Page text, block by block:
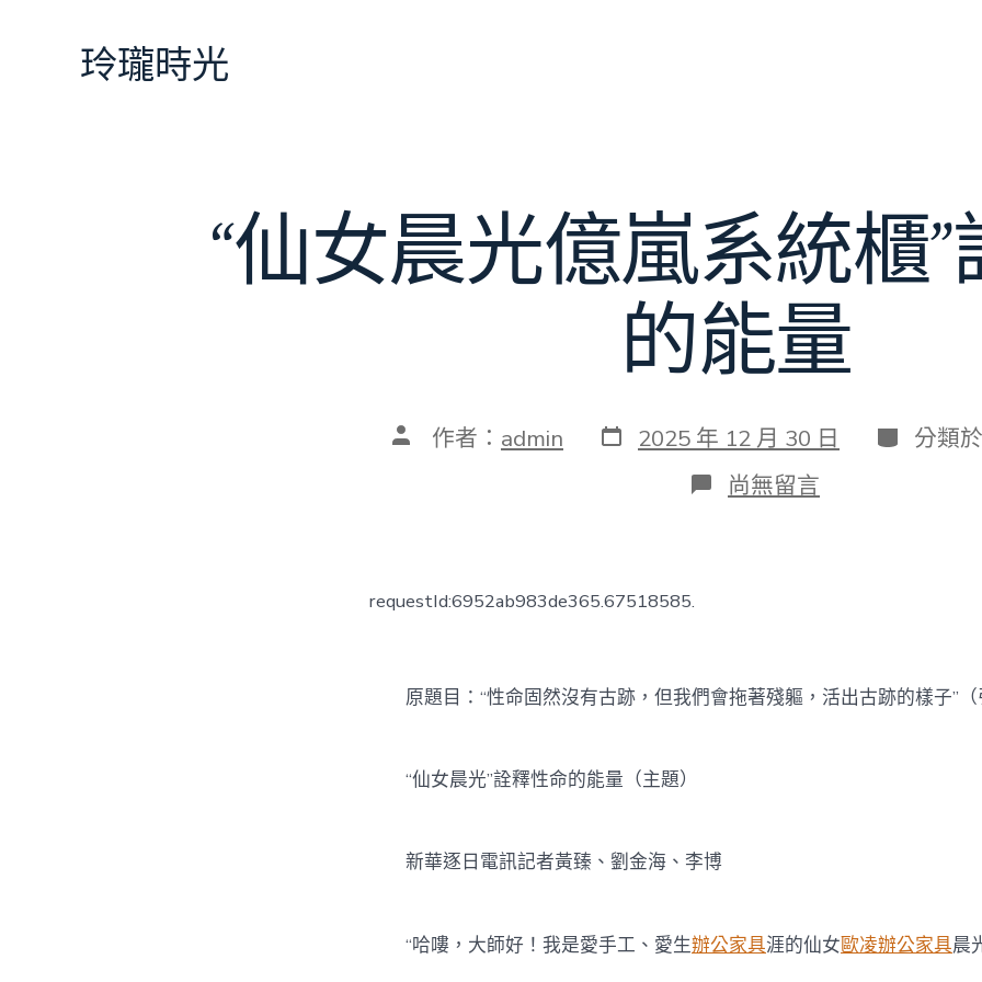
玲瓏時光
“仙女晨光億嵐系統櫃
的能量
文 作者： admin 發
表
2025 年 12 月 30 日 分
類
分類於
在
〈“仙
櫃”
詮
尚無留言
requestId:6952ab983de365.67518585.
原題目：“性命固然沒有古跡，但我們會拖著殘軀，活出古跡的樣子”（
“仙女晨光”詮釋性命的能量（主題）
新華逐日電訊記者黃臻、劉金海、李博
“哈嘍，大師好！我是愛手工、愛生辦公家具涯的仙女歐凌辦公家具晨